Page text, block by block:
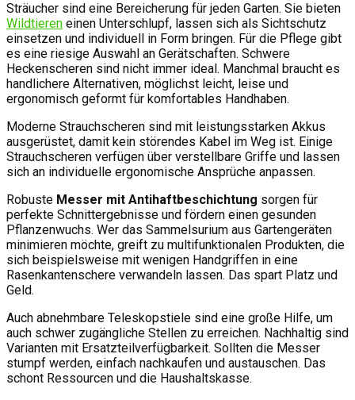
Sträucher sind eine Bereicherung für jeden Garten. Sie bieten
Wildtieren einen Unterschlupf, lassen sich als Sichtschutz
einsetzen und individuell in Form bringen. Für die Pflege gibt
es eine riesige Auswahl an Gerätschaften. Schwere
Heckenscheren sind nicht immer ideal. Manchmal braucht es
handlichere Alternativen, möglichst leicht, leise und
ergonomisch geformt für komfortables Handhaben.
Moderne Strauchscheren sind mit leistungsstarken Akkus
ausgerüstet, damit kein störendes Kabel im Weg ist. Einige
Strauchscheren verfügen über verstellbare Griffe und lassen
sich an individuelle ergonomische Ansprüche anpassen.
Robuste Messer mit Antihaftbeschichtung sorgen für
perfekte Schnittergebnisse und fördern einen gesunden
Pflanzenwuchs. Wer das Sammelsurium aus Gartengeräten
minimieren möchte, greift zu multifunktionalen Produkten, die
sich beispielsweise mit wenigen Handgriffen in eine
Rasenkantenschere verwandeln lassen. Das spart Platz und
Geld.
Auch abnehmbare Teleskopstiele sind eine große Hilfe, um
auch schwer zugängliche Stellen zu erreichen. Nachhaltig sind
Varianten mit Ersatzteilverfügbarkeit. Sollten die Messer
stumpf werden, einfach nachkaufen und austauschen. Das
schont Ressourcen und die Haushaltskasse.